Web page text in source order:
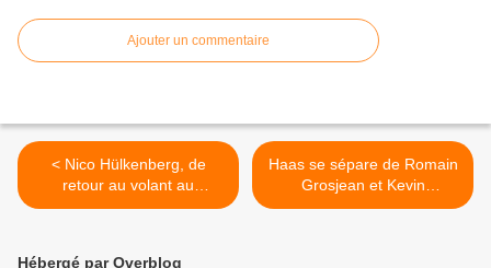
Ajouter un commentaire
< Nico Hülkenberg, de
retour au volant au
Nürburgring
Haas se sépare de Romain
Grosjean et Kevin
Magnussen >
Hébergé par Overblog